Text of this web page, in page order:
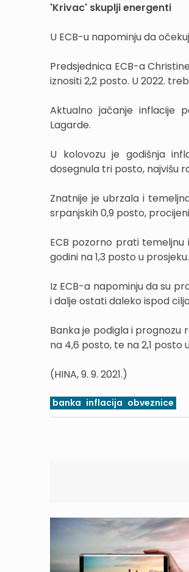
'Krivac' skuplji energenti
U ECB-u napominju da
Predsjednica ECB-a
iznositi 2,2 posto. U 2022.
Aktualno jačanje inflacije
Lagarde.
U kolovozu je godišnja
dosegnula tri posto, najvišu
Znatnije je ubrzala i
srpanjskih 0,9 posto,
ECB pozorno prati
godini na 1,3 posto u
Iz ECB-a napominju da su
i dalje ostati daleko ispod
Banka je podigla i prognozu
na 4,6 posto, te na 2,1 posto
(HINA, 9. 9. 2021.)
banka inflacija obveznice